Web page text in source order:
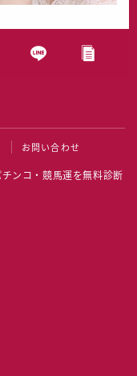
お問い合わせ
ンコ・競馬運を無料診断